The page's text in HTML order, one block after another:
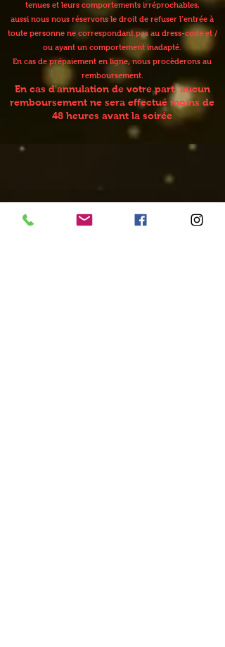
tenues et leurs comportements irréprochables,
aussi nous nous réservons le droit de refuser l’entrée à
toute personne ne correspondant pas au dress-code et /
ou ayant un comportement inadapté.
En cas de prépaiement en ligne, nous procèderons au
remboursement.
En cas d'annulation de votre part, aucun
remboursement ne sera effectué moins de
48 heures avant la soirée